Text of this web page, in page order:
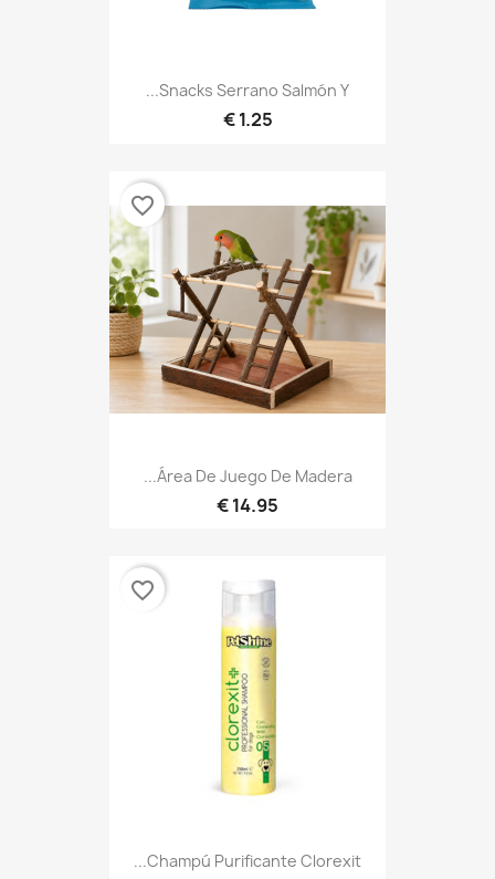
Snacks Serrano Salmón Y...
1.25 €
Área De Juego De Madera...
14.95 €
favorite_border
Champú Purificante Clorexit...
favorite_border